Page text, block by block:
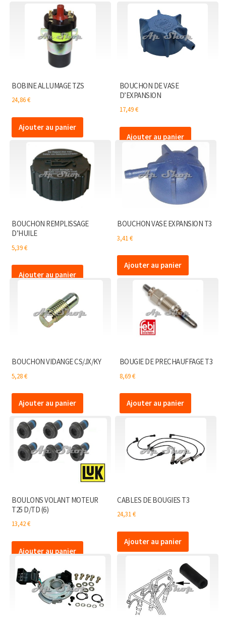
BOBINE ALLUMAGE TZS
24,86€
Ajouter au panier
BOUCHON DE VASE
D’EXPANSION
17,49€
Ajouter au panier
BOUCHON REMPLISSAGE
D’HUILE
5,39€
Ajouter au panier
BOUCHON VASE EXPANSION T3
3,41€
Ajouter au panier
BOUCHON VIDANGE CS/JX/KY
5,28€
Ajouter au panier
BOUGIE DE PRECHAUFFAGE T3
8,69€
Ajouter au panier
BOULONS VOLANT MOTEUR
T25 D/TD (6)
13,42€
Ajouter au panier
CABLES DE BOUGIES T3
24,31€
Ajouter au panier